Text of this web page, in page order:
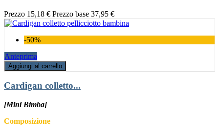
Prezzo 15,18 € Prezzo base 37,95 €
-50%
Anteprima
Aggiungi al carrello
Cardigan colletto...
[Mini Bimba]
Composizione